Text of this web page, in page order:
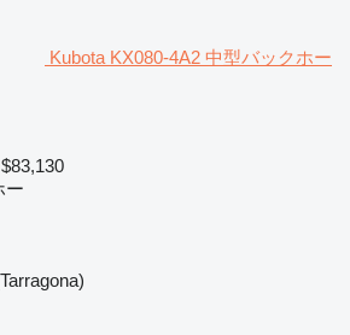
Kubota KX080-4A2 中型バックホー
ー